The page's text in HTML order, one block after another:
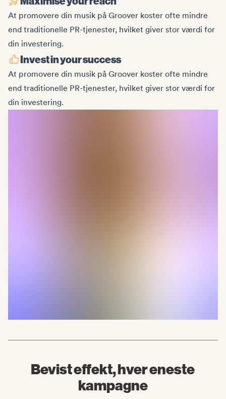
At promovere din musik på Groover koster ofte mindre
end traditionelle PR-tjenester, hvilket giver stor værdi for
din investering.
Invest in your success
At promovere din musik på Groover koster ofte mindre
end traditionelle PR-tjenester, hvilket giver stor værdi for
din investering.
Bevist effekt, hver eneste
kampagne